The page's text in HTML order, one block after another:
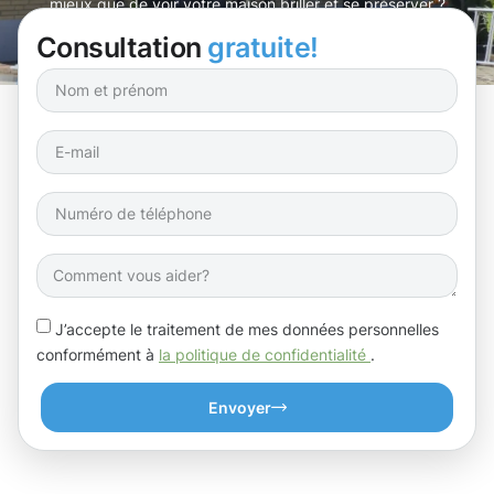
mieux que de voir votre maison briller et se préserver ?
Consultation gratuite!
J’accepte le traitement de mes données personnelles
conformément à la politique de confidentialité
Envoyer